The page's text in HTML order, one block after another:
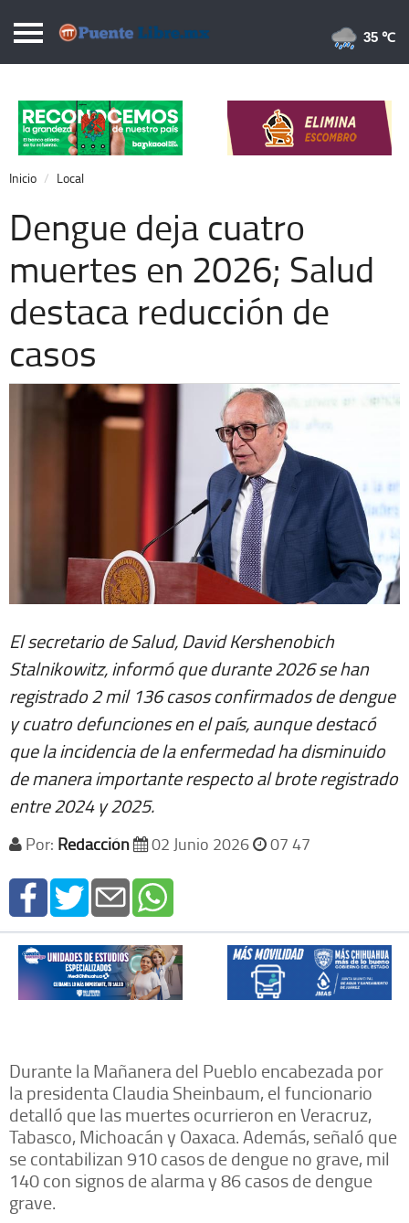
Puentelibre.mx
Local
Nacional
Opinión
Cronos
Economía
Espectáculos
Extra +
35 ℃
Inicio Local
Dengue deja cuatro
muertes en 2026; Salud
destaca reducción de
casos
El secretario de Salud, David Kershenobich
Stalnikowitz, informó que durante 2026 se han
registrado 2 mil 136 casos confirmados de dengue
y cuatro defunciones en el país, aunque destacó
que la incidencia de la enfermedad ha disminuido
de manera importante respecto al brote registrado
entre 2024 y 2025.
Por: Redacción 02 Junio 2026 07 47
Durante la Mañanera del Pueblo encabezada por
la presidenta Claudia Sheinbaum, el funcionario
detalló que las muertes ocurrieron en Veracruz,
Tabasco, Michoacán y Oaxaca. Además, señaló que
se contabilizan 910 casos de dengue no grave, mil
140 con signos de alarma y 86 casos de dengue
grave.